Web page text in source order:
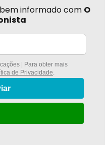
informado com O
| Para obter mais
de Privacidade